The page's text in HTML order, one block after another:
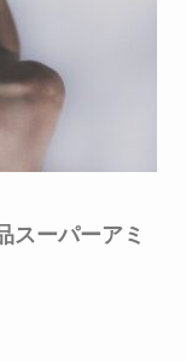
スーパーアミ